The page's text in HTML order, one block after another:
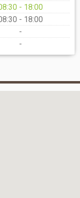
- 18:00
- 18:00
-
-